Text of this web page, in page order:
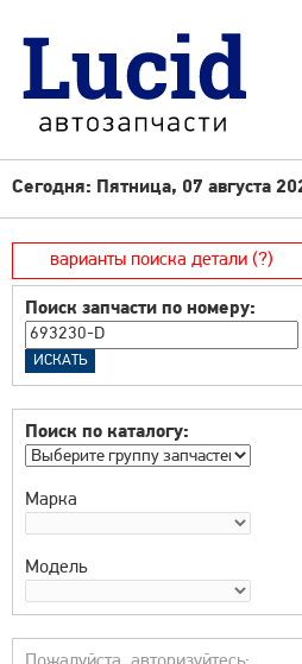
Сегодня: Пятница, 07 августа
варианты поиска детали (?)
Поиск запчасти по номеру:
Поиск по каталогу:
Марка
Модель